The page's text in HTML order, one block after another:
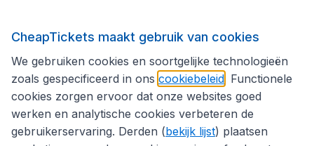
Volg CheapTickets.be
CheapTickets maakt gebruik van cookies
We gebruiken cookies en soortgelijke technologieën
zoals gespecificeerd in ons cookiebeleid . Functionele
cookies zorgen ervoor dat onze websites goed
werken en analytische cookies verbeteren de
gebruikerservaring. Derden (bekijk lijst) plaatsen